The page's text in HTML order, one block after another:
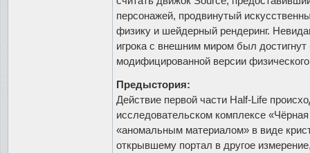
персонажей, продвинутый
физику и шейдерный рендеринг.
игрока с внешним миром был
модифицированной версии
Предыстория:
Действие первой части Half-Life
исследовательском комплексе
«аномальным материалом» в виде
открывшему портал в другое